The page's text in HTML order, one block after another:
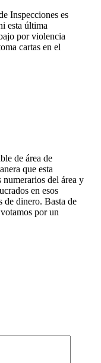
Inspecciones es
esta última
por violencia
cartas en el
de área de
que esta
del área y
en esos
de dinero. Basta de
por un